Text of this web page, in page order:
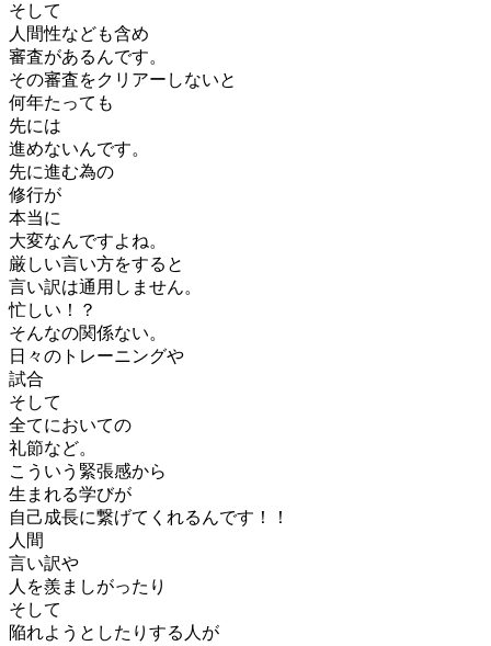
そして
人間性なども含め
審査があるんです。
その審査をクリアーしないと
何年たっても
先には
進めないんです。
先に進む為の
修行が
本当に
大変なんですよね。
厳しい言い方をすると
言い訳は通用しません。
忙しい！？
そんなの関係ない。
日々のトレーニングや
試合
そして
全てにおいての
礼節など。
こういう緊張感から
生まれる学びが
自己成長に繋げてくれるんです！！
人間
言い訳や
人を羨ましがったり
そして
陥れようとしたりする人が